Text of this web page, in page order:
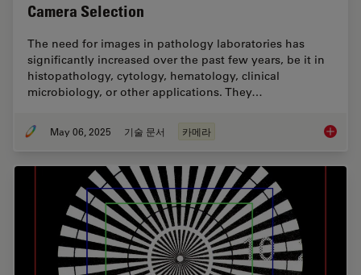
Camera Selection
The need for images in pathology laboratories has
significantly increased over the past few years, be it in
histopathology, cytology, hematology, clinical
microbiology, or other applications. They…
May 06, 2025 기술 문서 카메라 Clinical